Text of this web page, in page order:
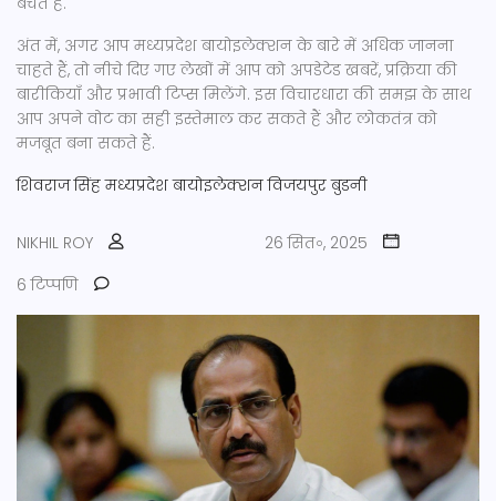
अंत में, अगर आप मध्यप्रदेश बायोइलेक्शन के बारे में अधिक जानना
चाहते हैं, तो नीचे दिए गए लेखों में आप को अपडेटेड खबरें, प्रक्रिया की
बारीकियाँ और प्रभावी टिप्स मिलेंगे. इस विचारधारा की समझ के साथ
आप अपने वोट का सही इस्तेमाल कर सकते हैं और लोकतंत्र को
मजबूत बना सकते हैं.
शिवराज सिंह मध्यप्रदेश बायोइलेक्शन विजयपुर बुडनी
NIKHIL ROY
26 सित॰, 2025
6 टिप्पणि